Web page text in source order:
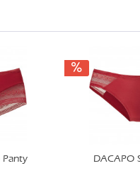
Panty DACAPO